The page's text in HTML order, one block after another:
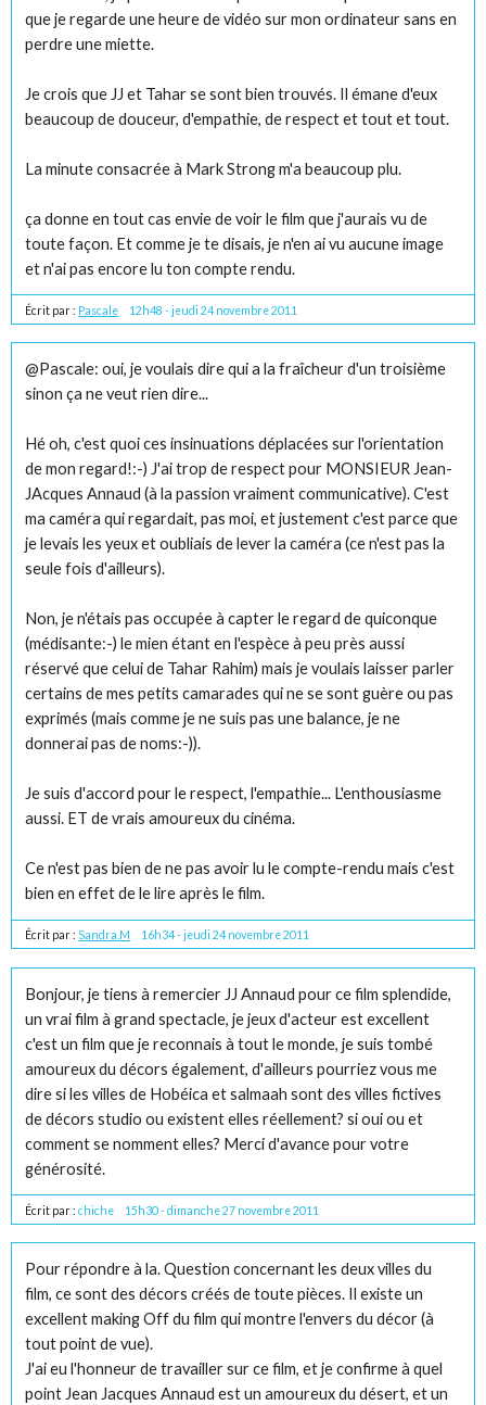
que je regarde une heure de vidéo sur mon ordinateur sans en
perdre une miette.
Je crois que JJ et Tahar se sont bien trouvés. Il émane d'eux
beaucoup de douceur, d'empathie, de respect et tout et tout.
La minute consacrée à Mark Strong m'a beaucoup plu.
ça donne en tout cas envie de voir le film que j'aurais vu de
toute façon. Et comme je te disais, je n'en ai vu aucune image
et n'ai pas encore lu ton compte rendu.
Écrit par : Pascale 12h48 -jeudi 24 novembre 2011
@Pascale: oui, je voulais dire qui a la fraîcheur d'un troisième
sinon ça ne veut rien dire...
Hé oh, c'est quoi ces insinuations déplacées sur l'orientation
de mon regard!:-) J'ai trop de respect pour MONSIEUR Jean-
JAcques Annaud (à la passion vraiment communicative). C'est
ma caméra qui regardait, pas moi, et justement c'est parce que
je levais les yeux et oubliais de lever la caméra (ce n'est pas la
seule fois d'ailleurs).
Non, je n'étais pas occupée à capter le regard de quiconque
(médisante:-) le mien étant en l'espèce à peu près aussi
réservé que celui de Tahar Rahim) mais je voulais laisser parler
certains de mes petits camarades qui ne se sont guère ou pas
exprimés (mais comme je ne suis pas une balance, je ne
donnerai pas de noms:-)).
Je suis d'accord pour le respect, l'empathie... L'enthousiasme
aussi. ET de vrais amoureux du cinéma.
Ce n'est pas bien de ne pas avoir lu le compte-rendu mais c'est
bien en effet de le lire après le film.
Écrit par : Sandra.M 16h34- jeudi 24 novembre 2011
Bonjour, je tiens à remercier JJ Annaud pour ce film splendide,
un vrai film à grand spectacle, je jeux d'acteur est excellent
c'est un film que je reconnais à tout le monde, je suis tombé
amoureux du décors également, d'ailleurs pourriez vous me
dire si les villes de Hobéica et salmaah sont des villes fictives
de décors studio ou existent elles réellement? si oui ou et
comment se nomment elles? Merci d'avance pour votre
générosité.
Écrit par :chiche 15h30-dimanche 27 novembre 2011
Pour répondre à la. Question concernant les deux villes du
film, ce sont des décors créés de toute pièces. Il existe un
excellent making Off du film qui montre l'envers du décor (à
tout point de vue).
J'ai eu l'honneur de travailler sur ce film, et je confirme à quel
point Jean Jacques Annaud est un amoureux du désert, et un